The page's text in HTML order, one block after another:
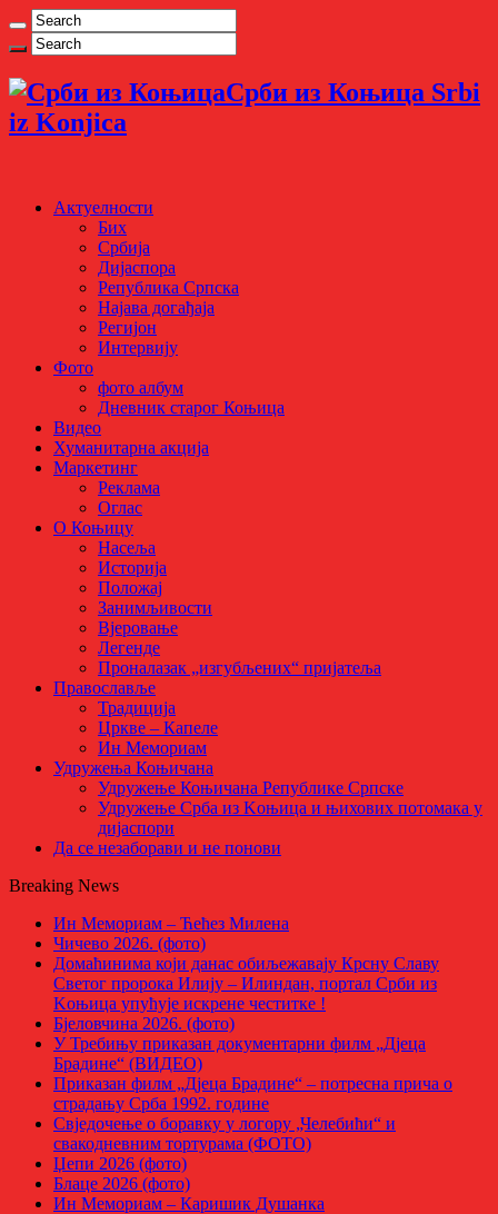
Срби из Коњица Srbi
iz Konjica
Актуелности
Бих
Србија
Дијаспора
Република Српска
Најава догађаја
Регијон
Интервију
Фото
фото албум
Дневник старог Коњица
Видео
Хуманитарна акција
Маркетинг
Реклама
Оглас
О Коњицу
Насеља
Историја
Положај
Занимљивости
Вјеровање
Легенде
Проналазак „изгубљених“ пријатеља
Православље
Традиција
Цркве – Капеле
Ин Мемориам
Удружења Коњичана
Удружење Коњичана Републике Српске
Удружење Срба из Kоњица и њихових потомака у
дијаспори
Да се незаборави и не понови
Breaking News
Ин Мемориам – Ћећез Милена
Чичево 2026. (фото)
Домаћинима који данас обиљежавају Крсну Славу
Светог пророка Илију – Илиндан, портал Срби из
Kоњица упућује искрене честитке !
Бјеловчина 2026. (фото)
У Требињу приказан документарни филм „Дјеца
Брадине“ (ВИДЕО)
Приказан филм „Дјеца Брадине“ – потресна прича о
страдању Срба 1992. године
Свједочење о боравку у логору „Челебићи“ и
свакодневним тортурама (ФОТО)
Џепи 2026 (фото)
Блаце 2026 (фото)
Ин Мемориам – Каришик Душанка